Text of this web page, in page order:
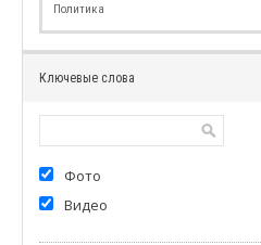
Политика
Ключевые слова
Фото
Видео